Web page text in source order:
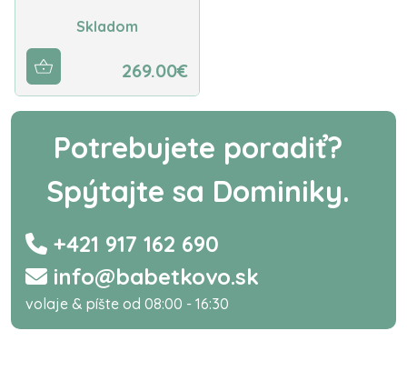
Skladom
269.00€
Potrebujete poradiť?
Spýtajte sa Dominiky.
+421 917 162 690
info@babetkovo.sk
volaje & píšte od 08:00 - 16:30